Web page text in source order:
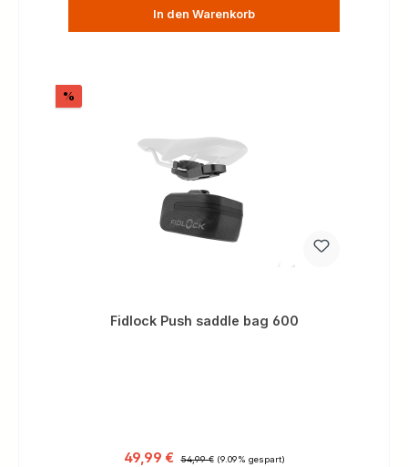
In den Warenkorb
%
Fidlock Push saddle bag 600
Verkaufspreis:
49,99 € Regulärer Preis:
54,99 € (9.09% gespart)